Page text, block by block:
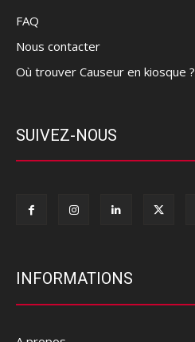
FAQ
Nous contacter
Où trouver Causeur en kiosque ?
SUIVEZ-NOUS
INFORMATIONS